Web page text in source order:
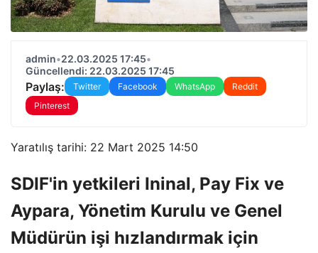
admin•22.03.2025 17:45•
Güncellendi: 22.03.2025 17:45
Paylaş: Twitter Facebook WhatsApp
Reddit
Pinterest
Yaratılış tarihi: 22 Mart 2025 14:50
SDIF'in yetkileri Ininal, Pay Fix ve
Aypara, Yönetim Kurulu ve Genel
Müdürün işi hızlandırmak için